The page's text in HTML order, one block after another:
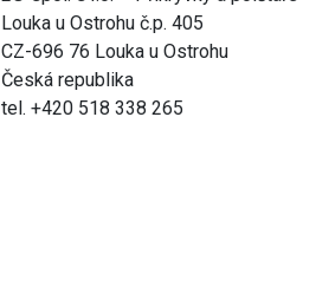
Louka u Ostrohu č.p. 405
CZ-696 76 Louka u Ostrohu
Česká republika
tel. +420 518 338 265